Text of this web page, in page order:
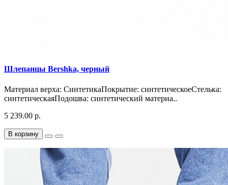
Шлепанцы Bershka, черный
Материал верха: СинтетикаПокрытие: синтетическоеСтелька:
синтетическаяПодошва: синтетический материа..
5 239.00 р.
В корзину